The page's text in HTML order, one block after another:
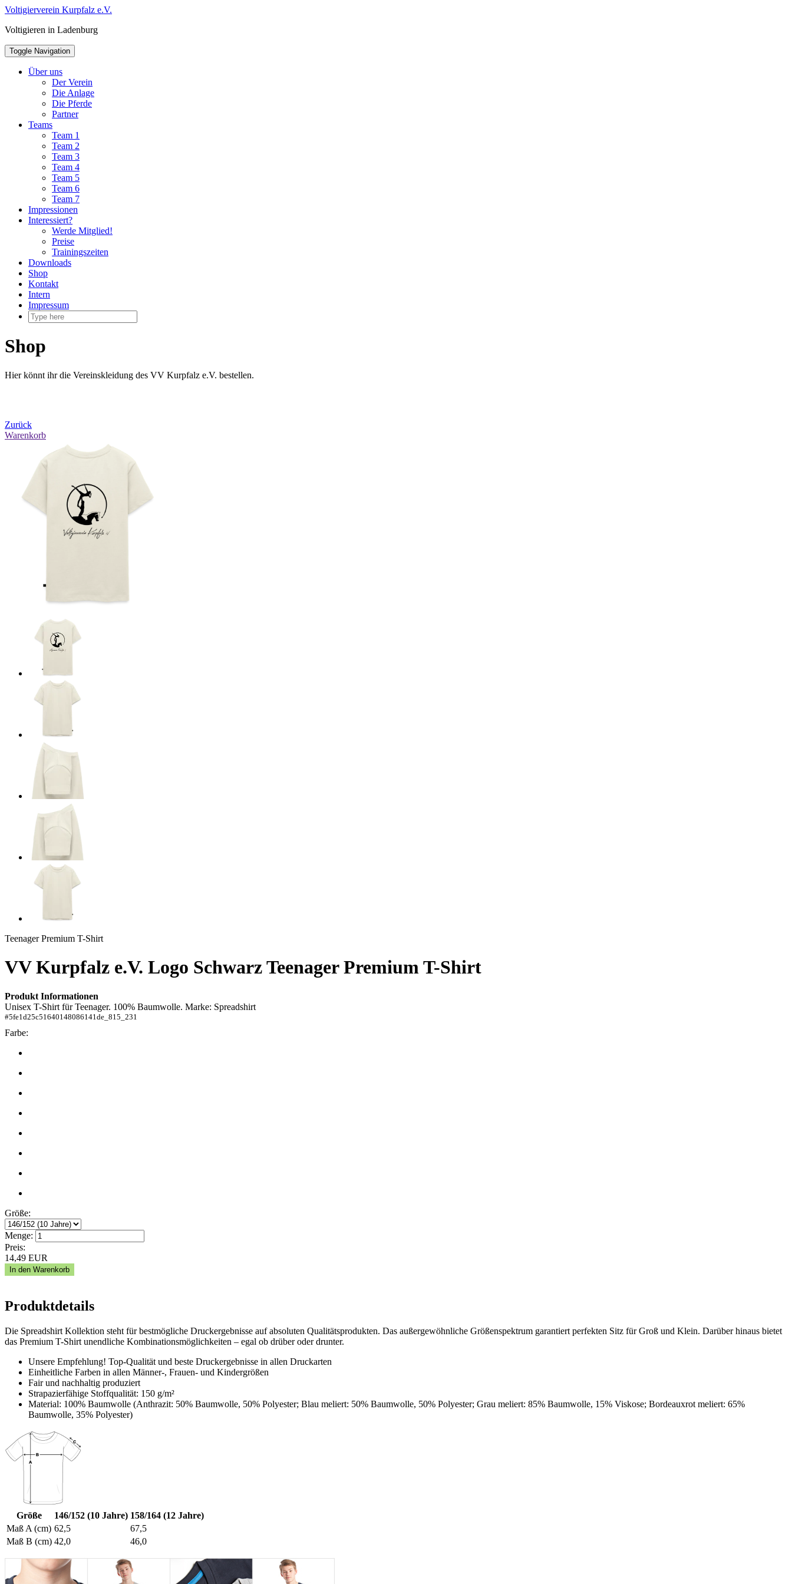
Skip
content
Voltigierverein Kurpfalz e.V.
Voltigieren in Ladenburg
Toggle Navigation
Über uns
Der Verein
Die Anlage
Die Pferde
Partner
Teams
Team 1
Team 2
Team 3
Team 4
Team 5
Team 6
Team 7
Impressionen
Interessiert?
Werde Mitglied!
Preise
Trainingszeiten
Downloads
Shop
Kontakt
Intern
Impressum
Shop
Hier könnt ihr die Vereinskleidung des VV Kurpfalz e.V. bestellen.
Zurück
Warenkorb
Teenager Premium T-Shirt
VV Kurpfalz e.V. Logo SchwarzTeenager Premium T-Shirt
Produkt Informationen
Unisex T-Shirt für Teenager. 100% Baumwolle. Marke: Spreadshirt
#5fe1d25c51640148086141de_815_231
Farbe:
Größe:
Menge:
Preis:
14,49 EUR
Produktdetails
Die Spreadshirt Kollektion steht für bestmögliche Druckergebnisse auf absoluten Qualitätsprodukten. Das außergewöhnliche Größenspektrum garantiert perfekten Sitz für Groß und Klein. Darüber hinaus bietet
das Premium T-Shirt unendliche Kombinationsmöglichkeiten – egal ob drüber oder drunter.
Unsere Empfehlung! Top-Qualität und beste Druckergebnisse in allen Druckarten
Einheitliche Farben in allen Männer-, Frauen- und Kindergrößen
Fair und nachhaltig produziert
Strapazierfähige Stoffqualität: 150 g/m²
Material: 100% Baumwolle (Anthrazit: 50% Baumwolle, 50% Polyester; Blau meliert: 50% Baumwolle, 50% Polyester; Grau meliert: 85% Baumwolle, 15% Viskose; Bordeauxrot meliert: 65%
Baumwolle, 35% Polyester)
Größe 146/152 (10 Jahre) 158/164 (12 Jahre)
Maß A (cm) 62,5
67,5
Maß B (cm) 42,0 46,0